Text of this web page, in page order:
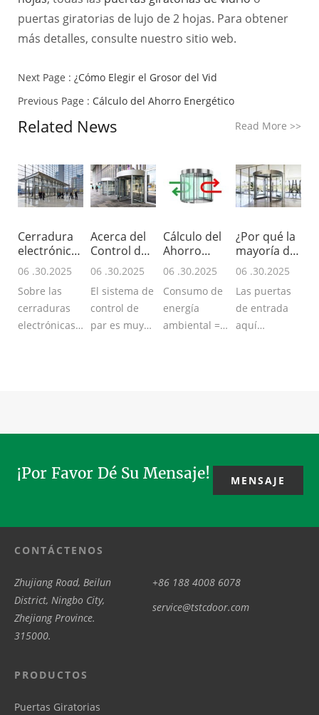
puertas giratorias de lujo de 2 hojas. Para obtener
más detalles, consulte nuestro sitio web.
Next Page : ¿Cómo Elegir el Grosor del Vid
Previous Page : Cálculo del Ahorro Energético
Related News Read More>>
Cerradura
electrónica
biestabl
06 .30.2025
Sobre las
cerraduras
electrónicas
Acerca del
Control de
Par para
06 .30.2025
El sistema de
control de
par es muy
Cálculo del
Ahorro
Energético
06 .30.2025
Consumo de
energía
ambiental =
¿Por qué la
mayoría de
los edi
06 .30.2025
Las puertas
de entrada
aquí
¡Por Favor Dé Su Mensaje! MENSAJE
CONTÁCTENOS
Zhujiang Road, Beilun
District, Ningbo City,
Zhejiang Province.
315000.
+86 188 4008 6078
service@tstcdoor.com
PRODUCTOS
Puertas Giratorias